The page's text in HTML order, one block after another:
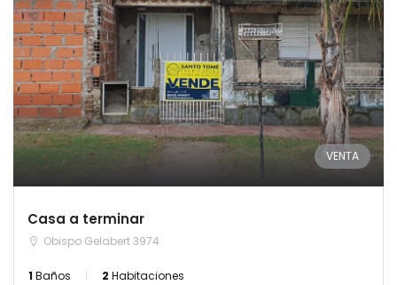
VENTA
Casa a terminar
Obispo Gelabert 3974
1 Baños 2 Habitaciones